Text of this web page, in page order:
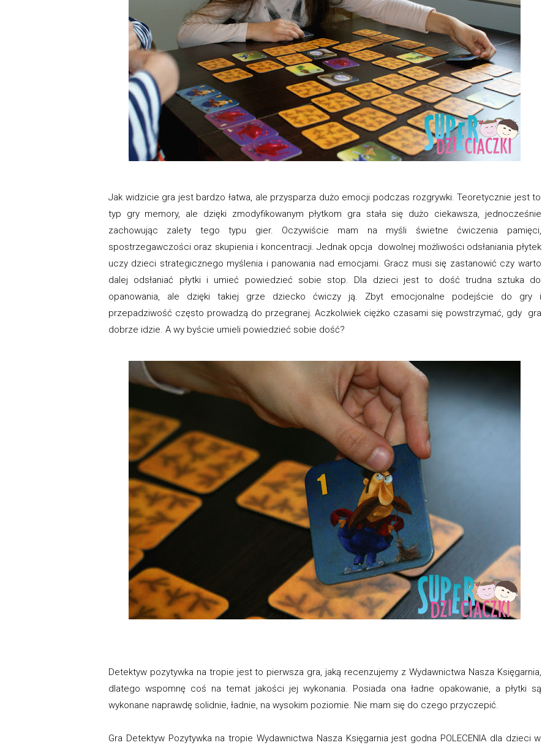
Jak widzicie gra jest bardzo łatwa, ale przysparza dużo emocji podczas rozgrywki. Teoretycznie jest to
typ gry memory, ale dzięki zmodyfikowanym płytkom gra stała się dużo ciekawsza, jednocześnie
zachowując zalety tego typu gier. Oczywiście mam na myśli świetne ćwiczenia pamięci,
spostrzegawczości oraz skupienia i koncentracji. Jednak opcja dowolnej możliwości odsłaniania płytek
uczy dzieci strategicznego myślenia i panowania nad emocjami. Gracz musi się zastanowić czy warto
dalej odsłaniać płytki i umieć powiedzieć sobie stop. Dla dzieci jest to dość trudna sztuka do
opanowania, ale dzięki takiej grze dziecko ćwiczy ją. Zbyt emocjonalne podejście do gry i
przepadziwość często prowadzą do przegranej. Aczkolwiek ciężko czasami się powstrzymać, gdy gra
dobrze idzie. A wy byście umieli powiedzieć sobie dość?
Detektyw pozytywka na tropie jest to pierwsza gra, jaką recenzujemy z Wydawnictwa Nasza Księgarnia,
dlatego wspomnę coś na temat jakości jej wykonania. Posiada ona ładne opakowanie, a płytki są
wykonane naprawdę solidnie, ładnie, na wysokim poziomie. Nie mam się do czego przyczepić.
Gra Detektyw Pozytywka na tropie Wydawnictwa Nasza Księgarnia jest godna POLECENIA dla dzieci w